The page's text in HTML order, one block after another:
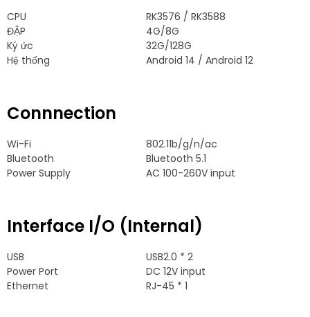
CPU RK3576 / RK3588
ĐẬP
4G/8G
Ký ức
32G/128G
Hệ thống
Android 14 / Android 12
Connnection
Wi-Fi 802.11b/g/n/ac
Bluetooth
Bluetooth 5.1
Power Supply
AC 100-260V input
Interface I/O (Internal)
USB USB2.0 * 2
Power Port
DC 12V input
Ethernet
RJ-45 * 1